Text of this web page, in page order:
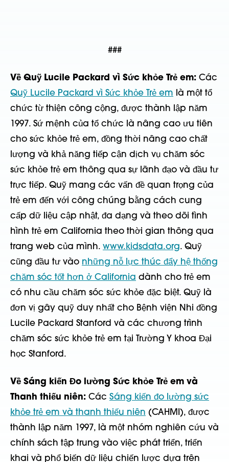
###
Về Quỹ Lucile Packard vì Sức khỏe Trẻ em: Các
Quỹ Lucile Packard vì Sức khỏe Trẻ em là một tổ
chức từ thiện công cộng, được thành lập năm
1997. Sứ mệnh của tổ chức là nâng cao ưu tiên
cho sức khỏe trẻ em, đồng thời nâng cao chất
lượng và khả năng tiếp cận dịch vụ chăm sóc
sức khỏe trẻ em thông qua sự lãnh đạo và đầu tư
trực tiếp. Quỹ mang các vấn đề quan trọng của
trẻ em đến với công chúng bằng cách cung
cấp dữ liệu cập nhật, đa dạng và theo dõi tình
hình trẻ em California theo thời gian thông qua
trang web của mình. www.kidsdata.org. Quỹ
cũng đầu tư vào những nỗ lực thúc đẩy hệ thống
chăm sóc tốt hơn ở California dành cho trẻ em
có nhu cầu chăm sóc sức khỏe đặc biệt. Quỹ là
đơn vị gây quỹ duy nhất cho Bệnh viện Nhi đồng
Lucile Packard Stanford và các chương trình
chăm sóc sức khỏe trẻ em tại Trường Y khoa Đại
học Stanford.
Về Sáng kiến Đo lường Sức khỏe Trẻ em và
Thanh thiếu niên: Các Sáng kiến đo lường sức
khỏe trẻ em và thanh thiếu niên (CAHMI), được
thành lập năm 1997, là một nhóm nghiên cứu và
chính sách tập trung vào việc phát triển, triển
khai và phổ biến dữ liệu chiến lược dựa trên